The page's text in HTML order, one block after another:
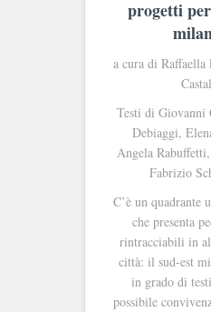
progetti
a cura di
Testi di Giovanni
Debiaggi,
Angela
Fabrizio
C’è un quadrante
che presenta
rintracciabili in
città: il sud-est
in grado di
possibile